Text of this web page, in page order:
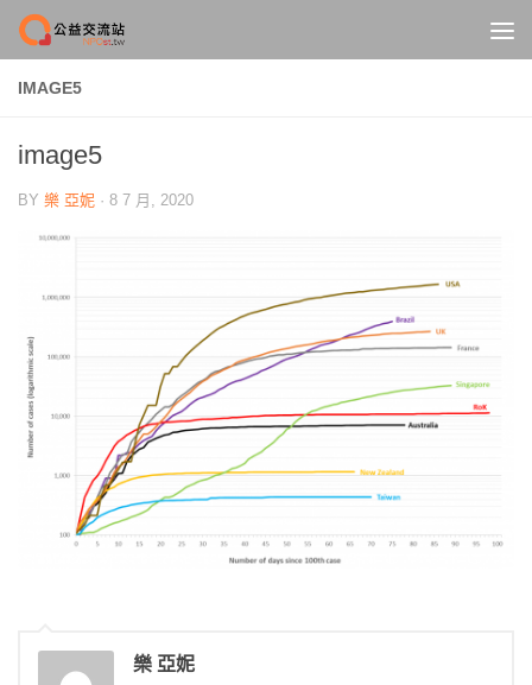
Skip to content
IMAGE5
image5
BY 樂 亞妮 · 8 7 月, 2020
樂 亞妮